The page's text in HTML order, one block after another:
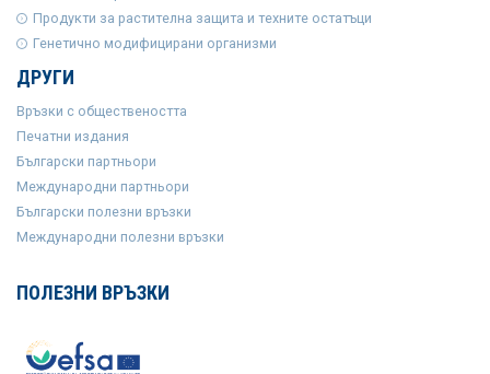
Продукти за растителна защита и техните остатъци
Генетично модифицирани организми
ДРУГИ
Връзки с обществеността
Печатни издания
Български партньори
Международни партньори
Български полезни връзки
Международни полезни връзки
ПОЛЕЗНИ ВРЪЗКИ